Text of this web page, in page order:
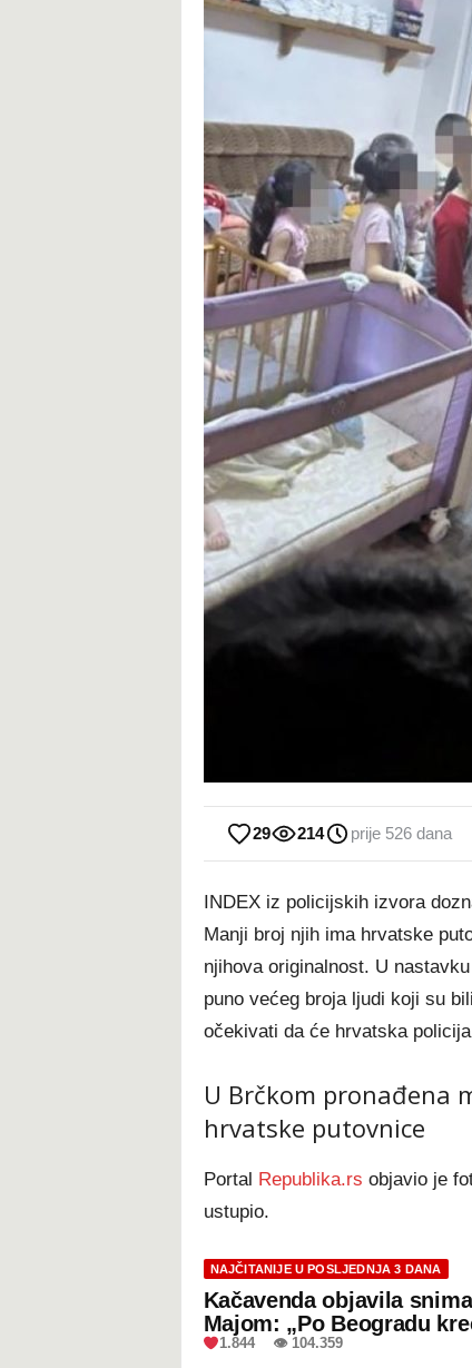
29 214 prije 526 dana
INDEX iz policijskih izvora
Manji broj njih ima hrvatske
njihova originalnost. U
puno većeg broja ljudi koji su
očekivati da će hrvatska
U Brčkom pronađena
hrvatske putovnice
Portal Republika.rs objavio je
ustupio.
NAJČITANIJE U POSLJEDNJA 3 DANA
Kačavenda objavila
Majom: „Po Beogradu
1.844 👁 104.359